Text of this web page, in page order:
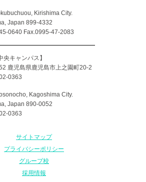
Kirishima City.
Japan 899-4332
0640 Fax.0995-47-2083
央キャンパス】
鹿児島県鹿児島市上之園町20-2
0363
Kagoshima City.
Japan 890-0052
0363
サイトマップ
プライバシーポリシー
グループ校
採用情報